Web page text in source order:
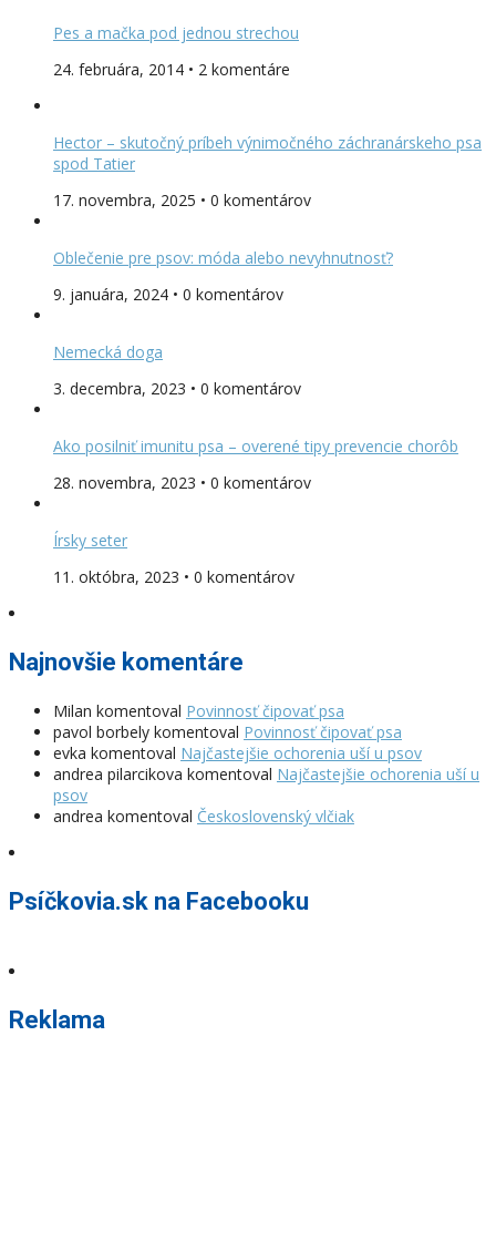
Pes a mačka pod jednou strechou
24. februára, 2014 • 2 komentáre
Hector – skutočný príbeh výnimočného záchranárskeho psa
spod Tatier
17. novembra, 2025 • 0 komentárov
Oblečenie pre psov: móda alebo nevyhnutnosť?
9. januára, 2024 • 0 komentárov
Nemecká doga
3. decembra, 2023 • 0 komentárov
Ako posilniť imunitu psa – overené tipy prevencie chorôb
28. novembra, 2023 • 0 komentárov
Írsky seter
11. októbra, 2023 • 0 komentárov
Najnovšie komentáre
Milan komentoval Povinnosť čipovať psa
pavol borbely komentoval Povinnosť čipovať psa
evka komentoval Najčastejšie ochorenia uší u psov
andrea pilarcikova komentoval Najčastejšie ochorenia uší u
psov
andrea komentoval Československý vlčiak
Psíčkovia.sk na Facebooku
Reklama